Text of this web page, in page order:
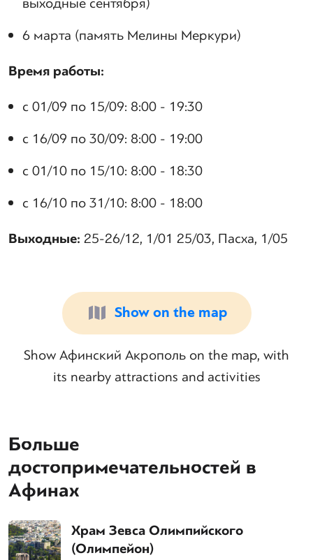
6 марта (память Мелины Меркури)
Время работы:
с 01/09 по 15/09: 8:00 - 19:30
с 16/09 по 30/09: 8:00 - 19:00
с 01/10 по 15/10: 8:00 - 18:30
с 16/10 по 31/10: 8:00 - 18:00
Выходные: 25-26/12, 1/01 25/03, Пасха, 1/05
Show on the map
Show Афинский Акрополь on the map, with
its nearby attractions and activities
Больше
достопримечательностей в
Афинах
Храм Зевса Олимпийского
(Олимпейон)